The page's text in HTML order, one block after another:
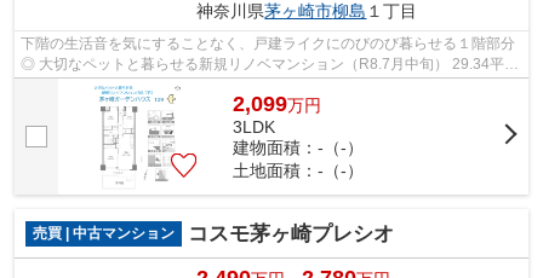
神奈川県茅ヶ崎市柳島 １丁目
下階の生活音を気にすることなく、戸建ライクにのびのび暮らせる１階部分
◎ 大切なペットと暮らせる新規リノベマンション（R8.7月中旬） 29.34平米
の専用庭では、アウトドアリビングが...
2,099万円
3LDK
建物面積：-（-）
土地面積：-（-）
売買 | 中古マンション コスモ茅ヶ崎プレシオ